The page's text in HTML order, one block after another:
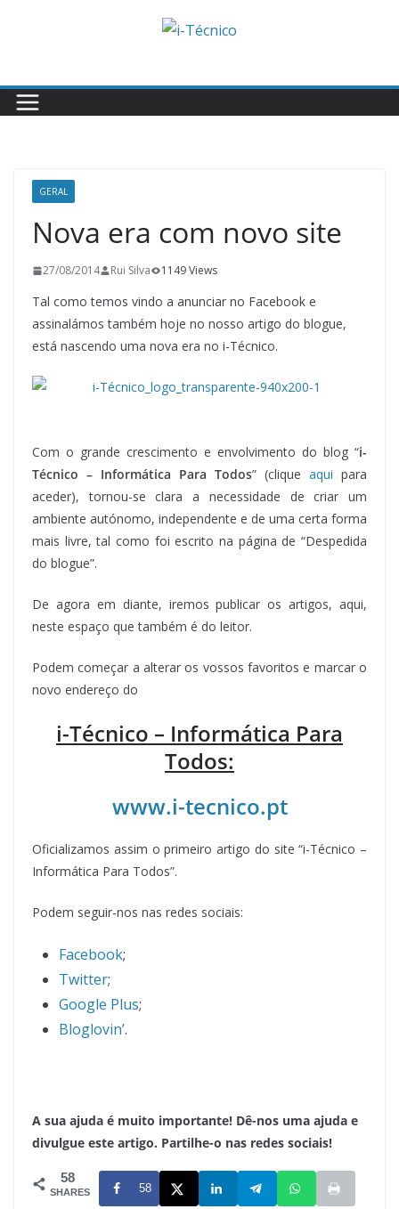
GERAL
Nova era com novo site
27/08/2014 Rui Silva 1149 Views
Tal como temos vindo a anunciar no Facebook e
assinalámos também hoje no nosso artigo do blogue,
está nascendo uma nova era no i-Técnico.
Com o grande crescimento e envolvimento do blog “i-
Técnico – Informática Para Todos” (clique aqui para
aceder), tornou-se clara a necessidade de criar um
ambiente autónomo, independente e de uma certa forma
mais livre, tal como foi escrito na página de “Despedida
do blogue”.
De agora em diante, iremos publicar os artigos, aqui,
neste espaço que também é do leitor.
Podem começar a alterar os vossos favoritos e marcar o
novo endereço do
i-Técnico – Informática Para
Todos:
www.i-tecnico.pt
Oficializamos assim o primeiro artigo do site “i-Técnico –
Informática Para Todos”.
Podem seguir-nos nas redes sociais:
Facebook;
Twitter;
Google Plus;
Bloglovin’.
A sua ajuda é muito importante! Dê-nos uma ajuda e
divulgue este artigo. Partilhe-o nas redes sociais!
58
SHARES 58